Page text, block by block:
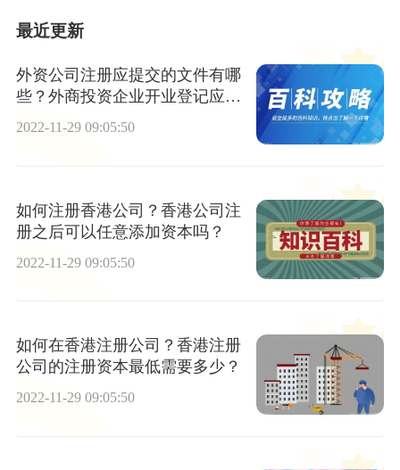
最近更新
外资公司注册应提交的文件有哪
些？外商投资企业开业登记应提
交的申报材料
2022-11-29 09:05:50
如何注册香港公司？香港公司注
册之后可以任意添加资本吗？
2022-11-29 09:05:50
如何在香港注册公司？香港注册
公司的注册资本最低需要多少？
2022-11-29 09:05:50